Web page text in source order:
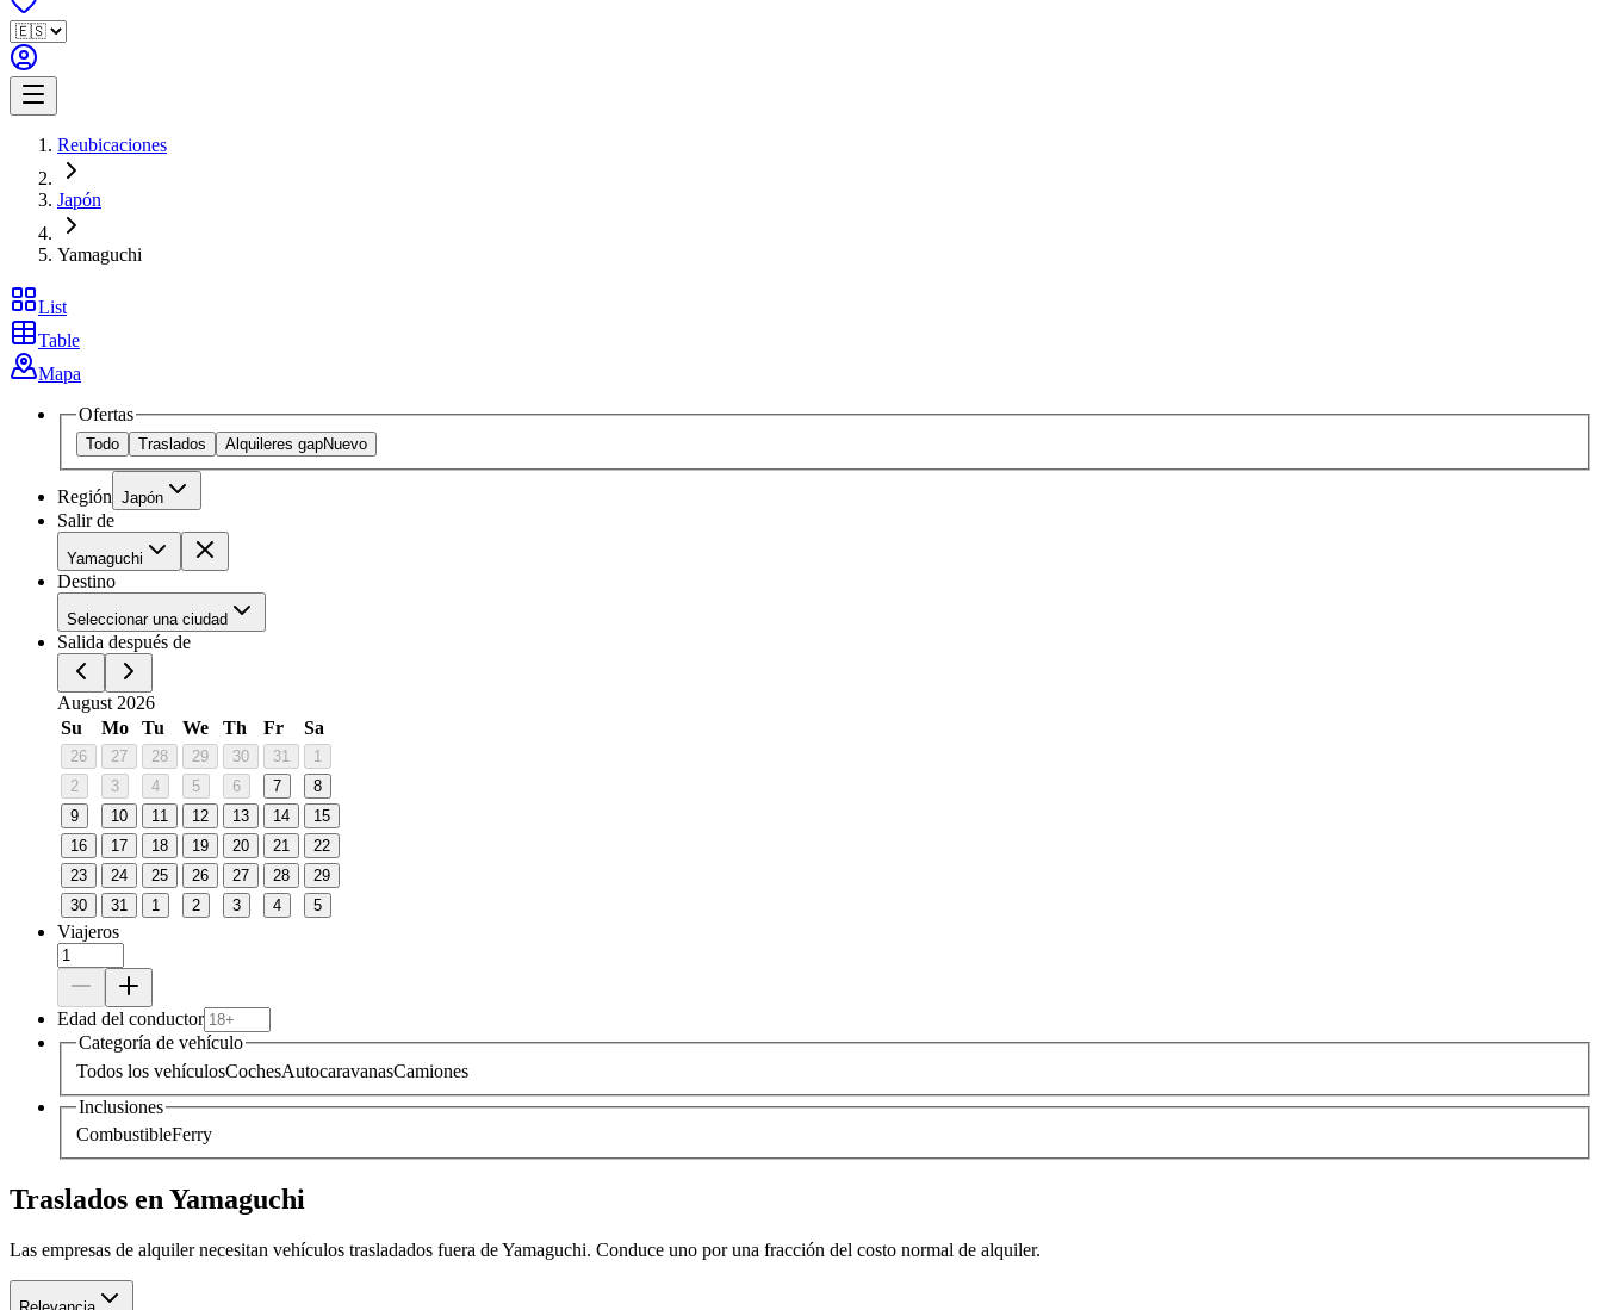
Reubicaciones
Japón
Yamaguchi
List
Table
Mapa
Ofertas
Todo Traslados Alquileres gapNuevo
Región Japón
Salir de
Yamaguchi
Destino
Seleccionar una ciudad
Salida después de
August 2026
Su
Mo Tu We Th Fr Sa
26 27 28 29 30 31
1
2
3 4 5 6 7
8
9
10 11 12 13 14
15
16
17 18 19 20 21
22
23
24 25 26 27 28
29
30
31 1 2 3 4 5
Viajeros
Edad del conductor
Categoría de vehículo
Todos los vehículosCochesAutocaravanasCamiones
Inclusiones
CombustibleFerry
Traslados en Yamaguchi
Las empresas de alquiler necesitan vehículos trasladados fuera de Yamaguchi. Conduce uno por una fracción del costo normal de alquiler.